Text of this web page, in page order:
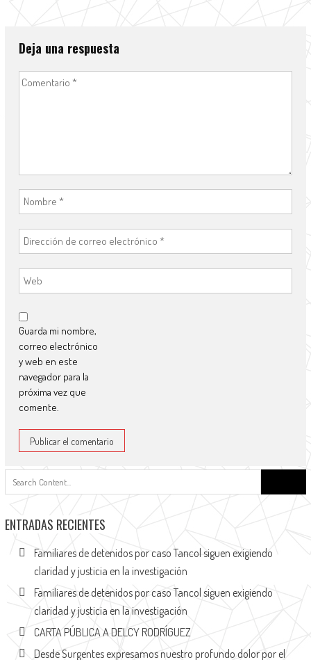
Deja una respuesta
Guarda mi nombre,
correo electrónico
y web en este
navegador para la
próxima vez que
comente.
ENTRADAS RECIENTES
Familiares de detenidos por caso Tancol siguen exigiendo
claridad y justicia en la investigación
Familiares de detenidos por caso Tancol siguen exigiendo
claridad y justicia en la investigación
CARTA PÚBLICA A DELCY RODRÍGUEZ
Desde Surgentes expresamos nuestro profundo dolor por el